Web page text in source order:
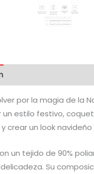
por la magia de la
un estilo festivo,
crear un look navideño
un tejido de 90%
Su